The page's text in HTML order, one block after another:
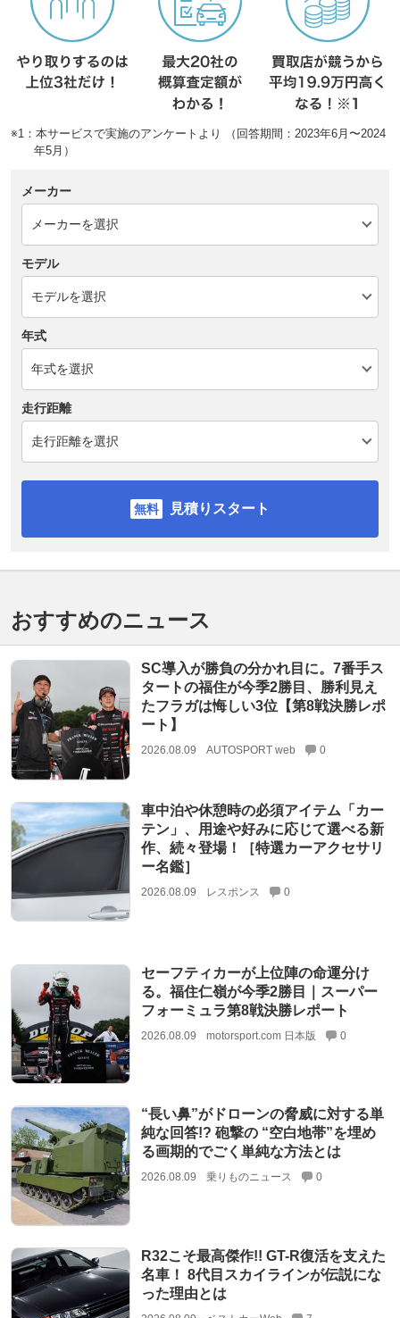
※1：本サービスで実施のアンケートより （回答期間：2023年6月〜2024
年5月）
メーカー
モデル
年式
走行距離
見積りスタート
おすすめのニュース
SC導入が勝負の分かれ目に。7番手ス
タートの福住が今季2勝目、勝利見え
たフラガは悔しい3位【第8戦決勝レポ
ート】
2026.08.09 AUTOSPORT web 0
車中泊や休憩時の必須アイテム「カー
テン」、用途や好みに応じて選べる新
作、続々登場！［特選カーアクセサリ
ー名鑑］
2026.08.09 レスポンス 0
セーフティカーが上位陣の命運分け
る。福住仁嶺が今季2勝目｜スーパー
フォーミュラ第8戦決勝レポート
2026.08.09 motorsport.com 日本版 0
“長い鼻”がドローンの脅威に対する単
純な回答!? 砲撃の “空白地帯”を埋め
る画期的でごく単純な方法とは
2026.08.09 乗りものニュース 0
R32こそ最高傑作!! GT-R復活を支えた
名車！ 8代目スカイラインが伝説にな
った理由とは